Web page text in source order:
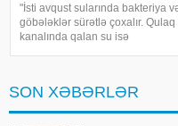
"İsti avqust sularında bakteriya
göbələklər sürətlə çoxalır. Qulaq
kanalında qalan su isə
rusiyalı infeksionis
SON XƏBƏRLƏR